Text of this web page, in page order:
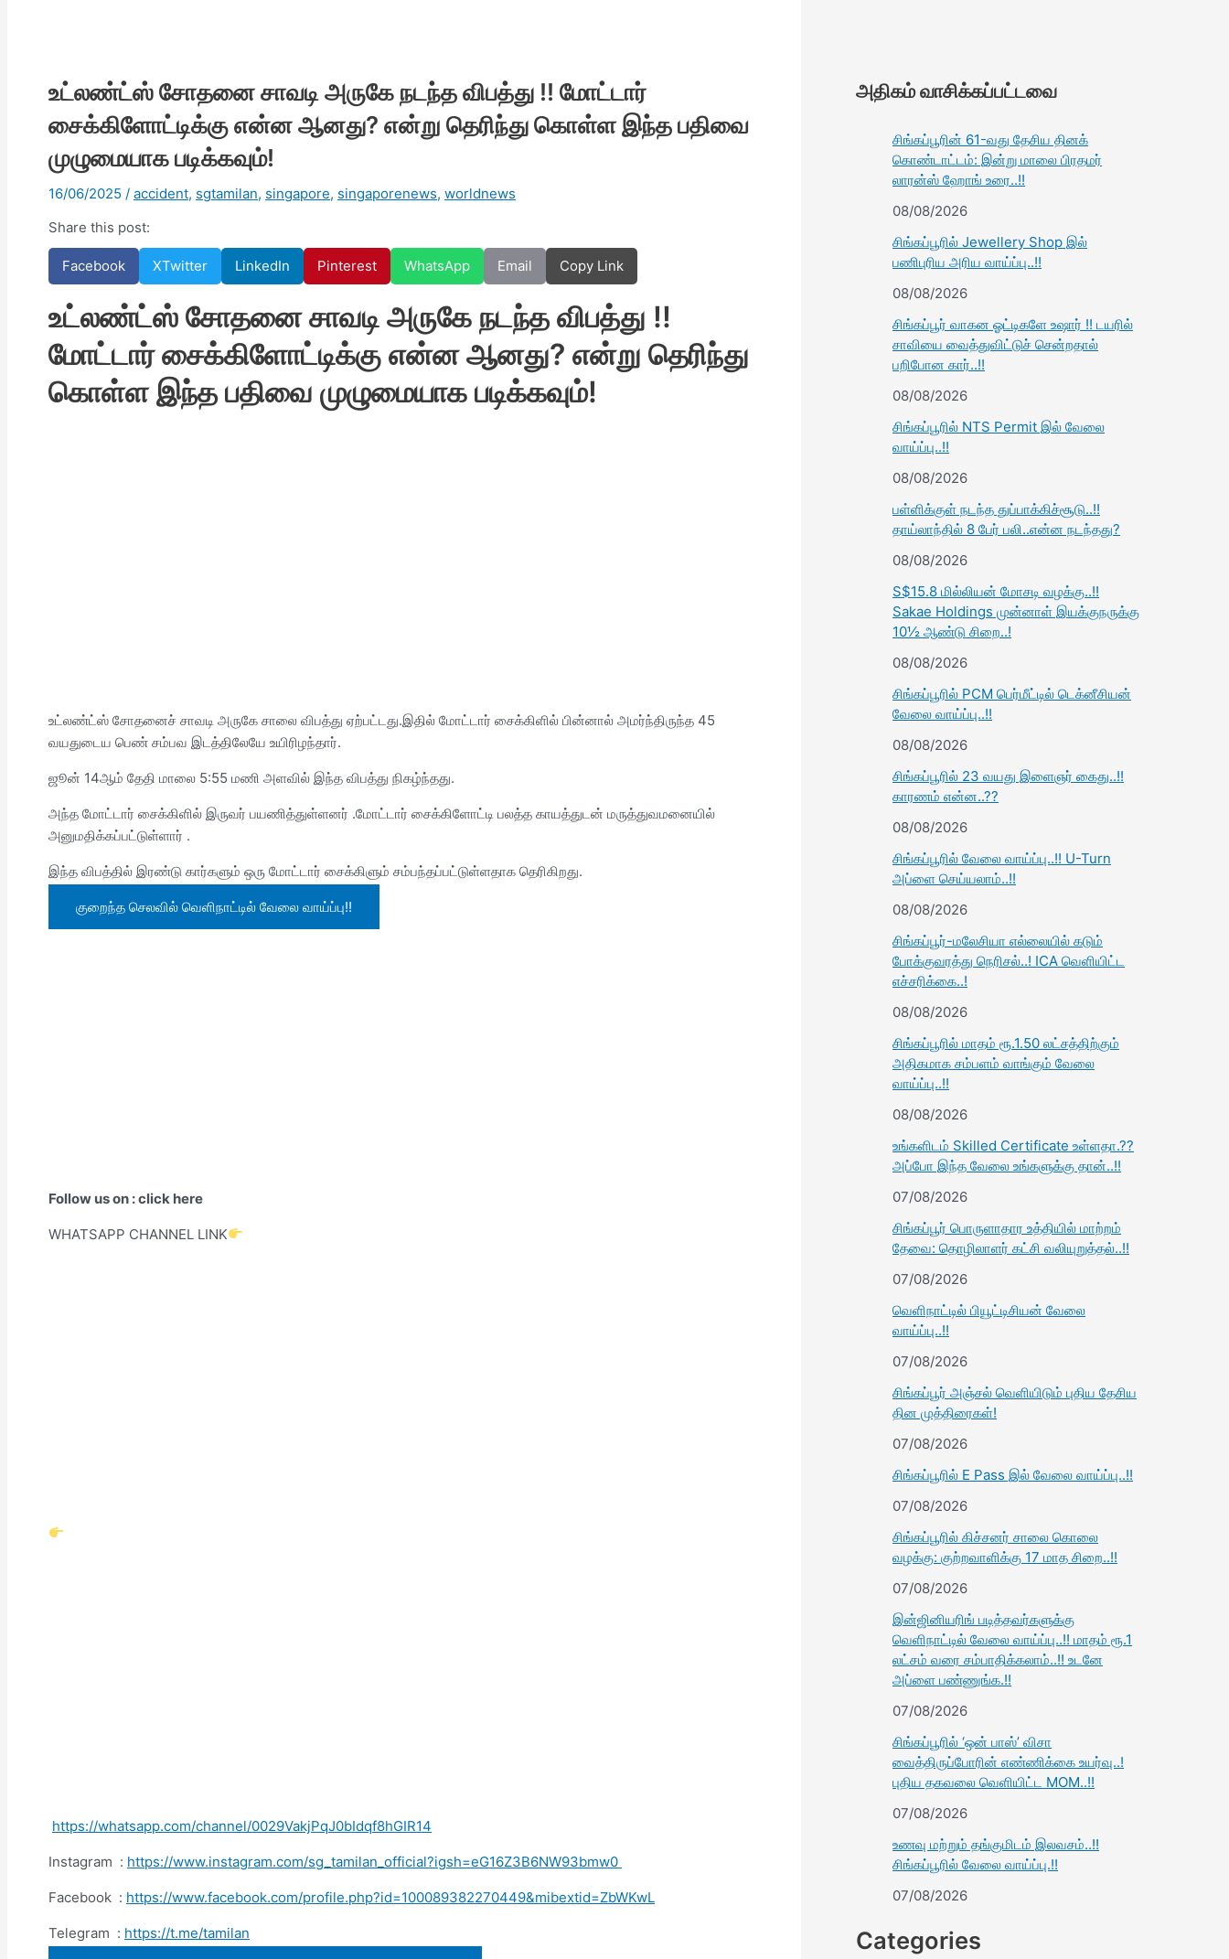
உட்லண்ட்ஸ் சோதனை சாவடி அருகே நடந்த விபத்து !! மோட்டார்
சைக்கிளோட்டிக்கு என்ன ஆனது? என்று தெரிந்து கொள்ள இந்த பதிவை
முழுமையாக படிக்கவும்!
16/06/2025 / accident, sgtamilan, singapore, singaporenews, worldnews
Share this post:
Facebook XTwitter LinkedIn Pinterest WhatsApp Email Copy Link
உட்லண்ட்ஸ் சோதனை சாவடி அருகே நடந்த விபத்து !!
மோட்டார் சைக்கிளோட்டிக்கு என்ன ஆனது? என்று தெரிந்து
கொள்ள இந்த பதிவை முழுமையாக படிக்கவும்!
உட்லண்ட்ஸ் சோதனைச் சாவடி அருகே சாலை விபத்து ஏற்பட்டது.இதில் மோட்டார் சைக்கிளில் பின்னால் அமர்ந்திருந்த 45
வயதுடைய பெண் சம்பவ இடத்திலேயே உயிரிழந்தார்.
ஜூன் 14ஆம் தேதி மாலை 5:55 மணி அளவில் இந்த விபத்து நிகழ்ந்தது.
அந்த மோட்டார் சைக்கிளில் இருவர் பயணித்துள்ளனர் .மோட்டார் சைக்கிளோட்டி பலத்த காயத்துடன் மருத்துவமனையில்
அனுமதிக்கப்பட்டுள்ளார் .
இந்த விபத்தில் இரண்டு கார்களும் ஒரு மோட்டார் சைக்கிளும் சம்பந்தப்பட்டுள்ளதாக தெரிகிறது.
குறைந்த செலவில் வெளிநாட்டில் வேலை வாய்ப்பு!!
Follow us on : click here
WHATSAPP CHANNEL LINK
https://whatsapp.com/channel/0029VakjPqJ0bIdqf8hGIR14
Instagram : https://www.instagram.com/sg_tamilan_official?igsh=eG16Z3B6NW93bmw0
Facebook : https://www.facebook.com/profile.php?id=100089382270449&mibextid=ZbWKwL
Telegram : https://t.me/tamilan
அதிகம் வாசிக்கப்பட்டவை
சிங்கப்பூரின் 61-வது தேசிய தினக்
கொண்டாட்டம்: இன்று மாலை பிரதமர்
லாரன்ஸ் ஹோங் உரை..!!
08/08/2026
சிங்கப்பூரில் Jewellery Shop இல்
பணிபுரிய அரிய வாய்ப்பு..!!
08/08/2026
சிங்கப்பூர் வாகன ஓட்டிகளே உஷார் !! டயரில்
சாவியை வைத்துவிட்டுச் சென்றதால்
பறிபோன கார்..!!
08/08/2026
சிங்கப்பூரில் NTS Permit இல் வேலை
வாய்ப்பு..!!
08/08/2026
பள்ளிக்குள் நடந்த துப்பாக்கிச்சூடு..!!
தாய்லாந்தில் 8 பேர் பலி..என்ன நடந்தது?
08/08/2026
S$15.8 மில்லியன் மோசடி வழக்கு..!!
Sakae Holdings முன்னாள் இயக்குநருக்கு
10½ ஆண்டு சிறை..!
08/08/2026
சிங்கப்பூரில் PCM பெர்மீட்டில் டெக்னீசியன்
வேலை வாய்ப்பு..!!
08/08/2026
சிங்கப்பூரில் 23 வயது இளைஞர் கைது..!!
காரணம் என்ன..??
08/08/2026
சிங்கப்பூரில் வேலை வாய்ப்பு..!! U-Turn
அப்ளை செய்யலாம்..!!
08/08/2026
சிங்கப்பூர்-மலேசியா எல்லையில் கடும்
போக்குவரத்து நெரிசல்..! ICA வெளியிட்ட
எச்சரிக்கை..!
08/08/2026
சிங்கப்பூரில் மாதம் ரூ.1.50 லட்சத்திற்கும்
அதிகமாக சம்பளம் வாங்கும் வேலை
வாய்ப்பு..!!
08/08/2026
உங்களிடம் Skilled Certificate உள்ளதா.??
அப்போ இந்த வேலை உங்களுக்கு தான்..!!
07/08/2026
சிங்கப்பூர் பொருளாதார உத்தியில் மாற்றம்
தேவை: தொழிலாளர் கட்சி வலியுறுத்தல்..!!
07/08/2026
வெளிநாட்டில் பியூட்டிசியன் வேலை
வாய்ப்பு..!!
07/08/2026
சிங்கப்பூர் அஞ்சல் வெளியிடும் புதிய தேசிய
தின முத்திரைகள்!
07/08/2026
சிங்கப்பூரில் E Pass இல் வேலை வாய்ப்பு..!!
07/08/2026
சிங்கப்பூரில் கிச்சனர் சாலை கொலை
வழக்கு: குற்றவாளிக்கு 17 மாத சிறை..!!
07/08/2026
இன்ஜினியரிங் படித்தவர்களுக்கு
வெளிநாட்டில் வேலை வாய்ப்பு..!! மாதம் ரூ.1
லட்சம் வரை சம்பாதிக்கலாம்..!! உடனே
அப்ளை பண்ணுங்க.!!
07/08/2026
சிங்கப்பூரில் ‘ஒன் பாஸ்’ விசா
வைத்திருப்போரின் எண்ணிக்கை உயர்வு..!
புதிய தகவலை வெளியிட்ட MOM..!!
07/08/2026
உணவு மற்றும் தங்குமிடம் இலவசம்..!!
சிங்கப்பூரில் வேலை வாய்ப்பு.!!
07/08/2026
Categories